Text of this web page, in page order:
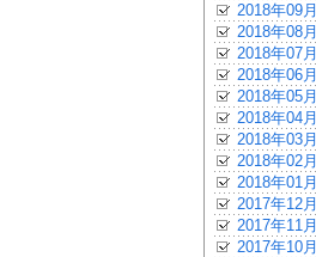
2018年09月
2018年08月
2018年07月
2018年06月
2018年05月
2018年04月
2018年03月
2018年02月
2018年01月
2017年12月
2017年11月
2017年10月